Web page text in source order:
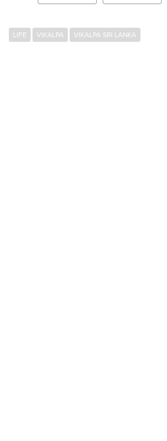
LIFE VIKALPA VIKALPA SRI LANKA